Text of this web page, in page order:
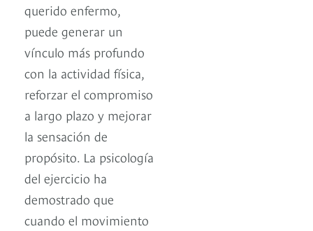
querido enfermo,
puede generar un
vínculo más profundo
con la actividad física,
reforzar el compromiso
a largo plazo y mejorar
la sensación de
propósito. La psicología
del ejercicio ha
demostrado que
cuando el movimiento